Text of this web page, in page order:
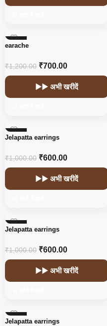
earache
₹1,200.00 ₹700.00
▶▶ अभी खरीदें
-40%
Jelapatta earrings
₹1,000.00 ₹600.00
▶▶ अभी खरीदें
-40%
Jelapatta earrings
₹1,000.00 ₹600.00
▶▶ अभी खरीदें
-40%
Jelapatta earrings